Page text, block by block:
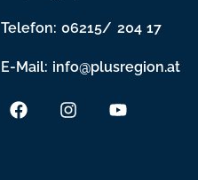
Telefon: 06215/ 204 17
E-Mail: info@plusregion.at